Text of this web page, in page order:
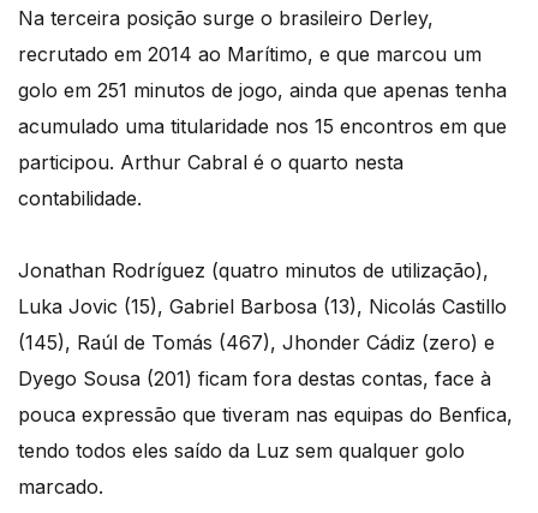
Na terceira posição surge o brasileiro Derley,
recrutado em 2014 ao Marítimo, e que marcou um
golo em 251 minutos de jogo, ainda que apenas tenha
acumulado uma titularidade nos 15 encontros em que
participou. Arthur Cabral é o quarto nesta
contabilidade.
Jonathan Rodríguez (quatro minutos de utilização),
Luka Jovic (15), Gabriel Barbosa (13), Nicolás Castillo
(145), Raúl de Tomás (467), Jhonder Cádiz (zero) e
Dyego Sousa (201) ficam fora destas contas, face à
pouca expressão que tiveram nas equipas do Benfica,
tendo todos eles saído da Luz sem qualquer golo
marcado.